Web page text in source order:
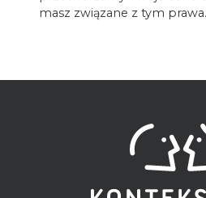
masz związane z tym prawa.